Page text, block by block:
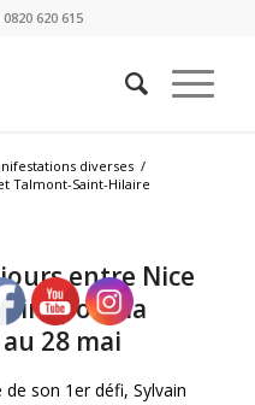
620 615
diverses /
Talmont-Saint-Hilaire
entre Nice
pour la
28 mai
son 1er défi, Sylvain